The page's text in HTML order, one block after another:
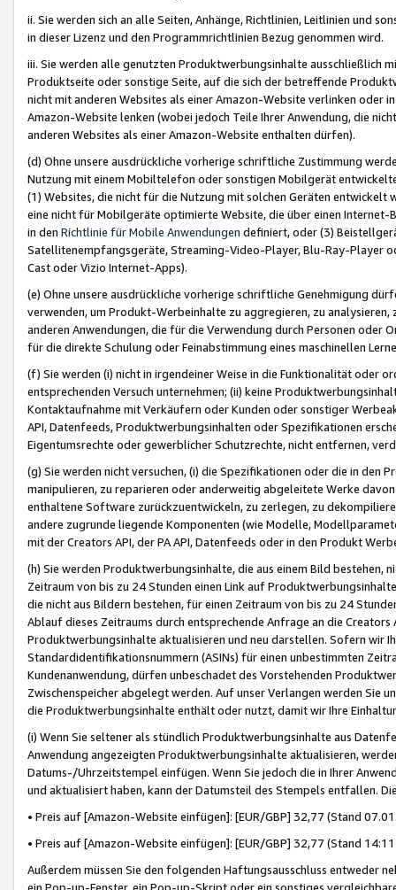
ii. Sie werden sich an alle Seiten, Anhänge, Richtlinien, Leitlinien und
in dieser Lizenz und den Programmrichtlinien Bezug genommen wird.
iii. Sie werden alle genutzten Produktwerbungsinhalte ausschließlich
Produktseite oder sonstige Seite, auf die sich der betreffende
nicht mit anderen Websites als einer Amazon-Website verlinken oder
Amazon-Website lenken (wobei jedoch Teile Ihrer Anwendung, die
anderen Websites als einer Amazon-Website enthalten dürfen).
(d) Ohne unsere ausdrückliche vorherige schriftliche Zustimmung
Nutzung mit einem Mobiltelefon oder sonstigen Mobilgerät
(1) Websites, die nicht für die Nutzung mit solchen Geräten
eine nicht für Mobilgeräte optimierte Website, die über einen
in den Richtlinie für Mobile Anwendungen definiert, oder (3)
Satellitenempfangsgeräte, Streaming-Video-Player, Blu-Ray-Player
Cast oder Vizio Internet-Apps).
(e) Ohne unsere ausdrückliche vorherige schriftliche Genehmigung
verwenden, um Produkt-Werbeinhalte zu aggregieren, zu
anderen Anwendungen, die für die Verwendung durch Personen
für die direkte Schulung oder Feinabstimmung eines maschinellen
(f) Sie werden (i) nicht in irgendeiner Weise in die Funktionalität oder
entsprechenden Versuch unternehmen; (ii) keine
Kontaktaufnahme mit Verkäufern oder Kunden oder sonstiger
API, Datenfeeds, Produktwerbungsinhalten oder Spezifikationen
Eigentumsrechte oder gewerblicher Schutzrechte, nicht entfernen,
(g) Sie werden nicht versuchen, (i) die Spezifikationen oder die in
manipulieren, zu reparieren oder anderweitig abgeleitete Werke
enthaltene Software zurückzuentwickeln, zu zerlegen, zu
andere zugrunde liegende Komponenten (wie Modelle,
mit der Creators API, der PA API, Datenfeeds oder in den Produkt
(h) Sie werden Produktwerbungsinhalte, die aus einem Bild bestehen,
Zeitraum von bis zu 24 Stunden einen Link auf
die nicht aus Bildern bestehen, für einen Zeitraum von bis zu 24
Ablauf dieses Zeitraums durch entsprechende Anfrage an die
Produktwerbungsinhalte aktualisieren und neu darstellen. Sofern wir
Standardidentifikationsnummern (ASINs) für einen unbestimmten
Kundenanwendung, dürfen unbeschadet des Vorstehenden
Zwischenspeicher abgelegt werden. Auf unser Verlangen werden Sie
die Produktwerbungsinhalte enthält oder nutzt, damit wir Ihre
(i) Wenn Sie seltener als stündlich Produktwerbungsinhalte aus
Anwendung angezeigten Produktwerbungsinhalte aktualisieren,
Datums-/Uhrzeitstempel einfügen. Wenn Sie jedoch die in Ihrer
und aktualisiert haben, kann der Datumsteil des Stempels entfallen.
• Preis auf [Amazon-Website einfügen]: [EUR/GBP] 32,77 (Stand
• Preis auf [Amazon-Website einfügen]: [EUR/GBP] 32,77 (Stand
Außerdem müssen Sie den folgenden Haftungsausschluss entweder
ein Pop-up-Fenster, ein Pop-up-Skript oder ein sonstiges